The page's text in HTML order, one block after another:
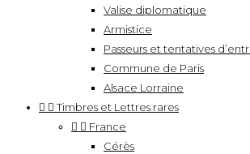
Valise diplomatique
Armistice
Passeurs et tentatives
Commune de Paris
Alsace Lorraine
  Timbres et Lettres rares
  France
Cérès